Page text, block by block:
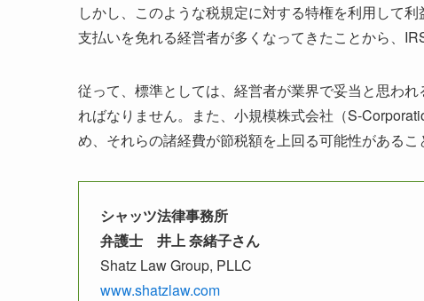
しかし、このような税規定に対する特権を利用して
支払いを免れる経営者が多くなってきたことから、
従って、標準としては、経営者が業界で妥当と思わ
ればなりません。また、小規模株式会社（S-
め、それらの諸経費が節税額を上回る可能性があるこ
シャッツ法律事務所
弁護士 井上 奈緒子さん
Shatz Law Group, PLLC
www.shatzlaw.com